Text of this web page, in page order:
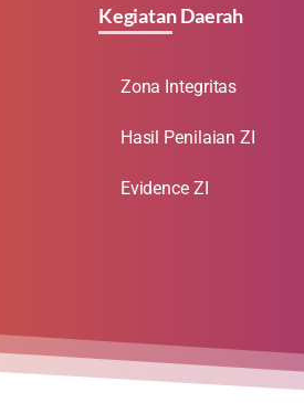
Kegiatan Daerah
Zona Integritas
Hasil Penilaian ZI
Evidence ZI